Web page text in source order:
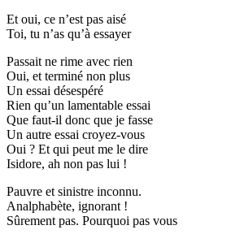
Et oui, ce n’est pas aisé
Toi, tu n’as qu’à essayer
Passait ne rime avec rien
Oui, et terminé non plus
Un essai désespéré
Rien qu’un lamentable essai
Que faut-il donc que je fasse
Un autre essai croyez-vous
Oui ? Et qui peut me le dire
Isidore, ah non pas lui !
Pauvre et sinistre inconnu.
Analphabète, ignorant !
Sûrement pas. Pourquoi pas vous